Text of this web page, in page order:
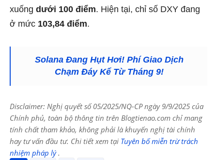
xuống dưới 100 điểm. Hiện tại, chỉ số DXY đang
ở mức 103,84 điểm.
Solana Đang Hụt Hơi! Phí Giao Dịch
Chạm Đáy Kể Từ Tháng 9!
Disclaimer: Nghị quyết số 05/2025/NQ-CP ngày 9/9/2025 của
Chính phủ, toàn bộ thông tin trên Blogtienao.com chỉ mang
tính chất tham khảo, không phải là khuyến nghị tài chính
hay tư vấn đầu tư. Chi tiết xem tại Tuyên bố miễn trừ trách
nhiệm pháp lý.